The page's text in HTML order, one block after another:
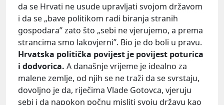
da se Hrvati ne usude upravljati svojom državom
i da se „bave politikom radi biranja stranih
gospodara” zato što „sebi ne vjerujemo, a prema
strancima smo lakovjerni”. Bio je do boli u pravu.
Hrvatska politička povijest je povijest poturica
i dodvorica. A današnje vrijeme je idealno za
malene zemlje, od njih se ne traži da se svrstaju,
dovoljno je da, riječima Vlade Gotovca, vjeruju
sebi i da napokon počnu misliti svoju državu kao